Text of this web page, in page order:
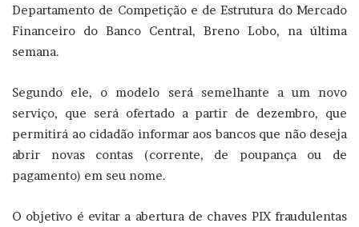
Departamento de Competição e de Estrutura do Mercado
Financeiro do Banco Central, Breno Lobo, na última
semana.
Segundo ele, o modelo será semelhante a um novo
serviço, que será ofertado a partir de dezembro, que
permitirá ao cidadão informar aos bancos que não deseja
abrir novas contas (corrente, de poupança ou de
pagamento) em seu nome.
O objetivo é evitar a abertura de chaves PIX fraudulentas